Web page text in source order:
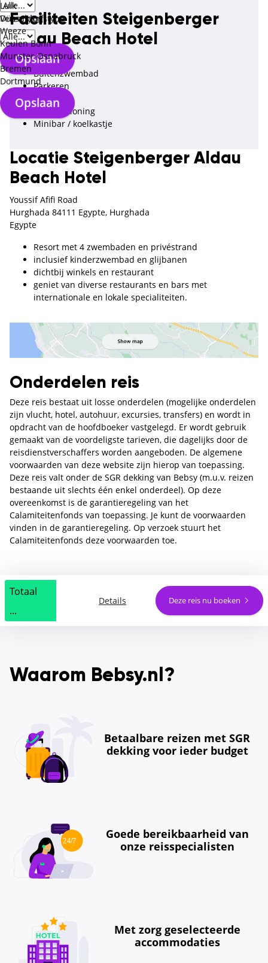
Verzorgingstype
Opslaan
Luik
Düsseldorf
Weeze
Keulen Bonn
Munster-Osnabruck
Bremen
Dortmund
Opslaan
Faciliteiten Steigenberger
Aldau Beach Hotel
Wifi
Buitenzwembad
Parkeren
Fitness
Airconditioning
Minibar / koelkastje
Locatie Steigenberger Aldau
Beach Hotel
Youssif Afifi Road
Hurghada 84111 Egypte, Hurghada
Egypte
Resort met 4 zwembaden en privéstrand
inclusief kinderzwembad en glijbanen
dichtbij winkels en restaurant
geniet van diverse restaurants en bars met
internationale en lokale specialiteiten.
Onderdelen reis
Deze reis bestaat uit losse onderdelen (mogelijke onderdelen
zijn vlucht, hotel, autohuur, excursies, transfers) en wordt in
opdracht van de hoofdboeker vastgelegd. Er wordt gebruik
gemaakt van de voordeligste tarieven, die dagelijks door de
reisdienstverschaffers worden aangeboden. De algemene
voorwaarden van deze website zijn hierop van toepassing.
Deze reis valt onder de SGR dekking van Bebsy (m.u.v. reizen
bestaande uit slechts één enkel onderdeel). Op deze
overeenkomst is de garantieregeling van het
Calamiteitenfonds van toepassing. Je kunt de voorwaarden
vinden in de garantieregeling. Op verzoek stuurt het
Calamiteitenfonds deze voorwaarden toe.
Totaal
...
Details Deze reis nu boeken
Waarom Bebsy.nl?
Betaalbare reizen met SGR
dekking voor ieder budget
Goede bereikbaarheid van
onze reisspecialisten
Met zorg geselecteerde
accommodaties